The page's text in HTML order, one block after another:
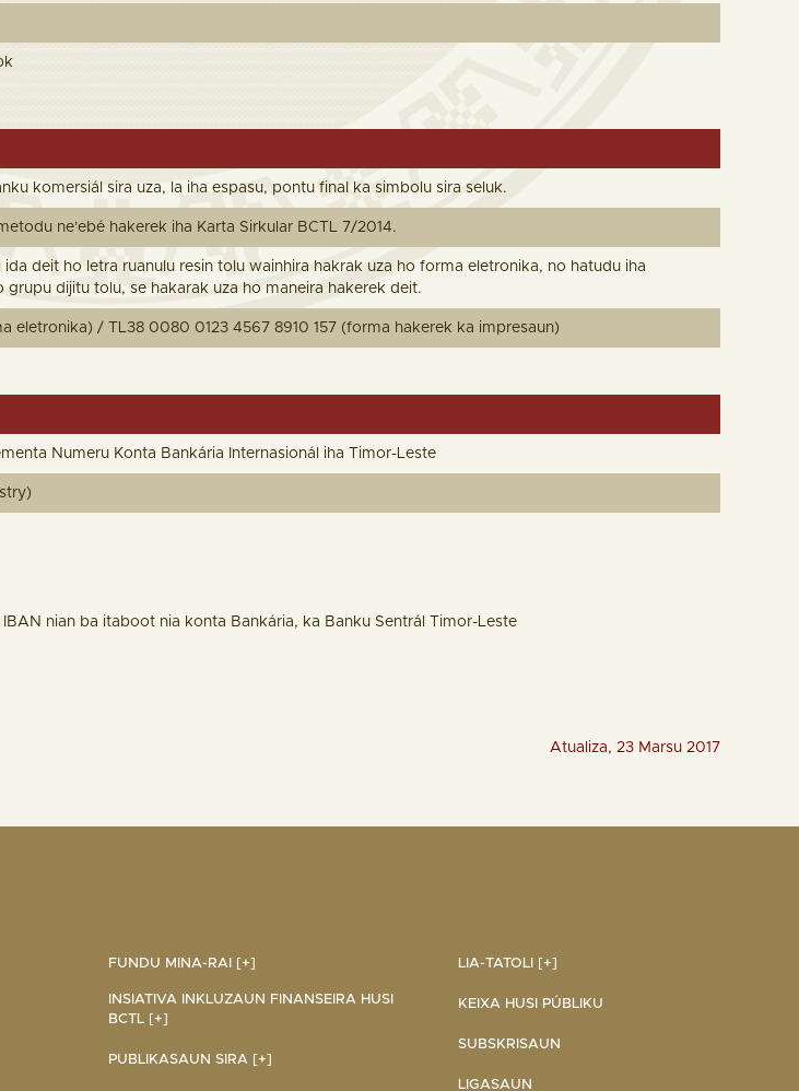
komersiál sira uza, la iha espasu, pontu final ka simbolu sira seluk.
ne'ebé hakerek iha Karta Sirkular BCTL 7/2014.
deit ho letra ruanulu resin tolu wainhira hakrak uza ho forma eletronika, no hatudu iha
dijitu tolu, se hakarak uza ho maneira hakerek deit.
eletronika) / TL38 0080 0123 4567 8910 157 (forma hakerek ka impresaun)
Numeru Konta Bankária Internasionál iha Timor-Leste
nian ba itaboot nia konta Bankária, ka Banku Sentrál Timor-Leste
Atualiza, 23 Marsu 2017
FUNDU MINA-RAI [+]
INSIATIVA INKLUZAUN FINANSEIRA HUSI
BCTL [+]
PUBLIKASAUN SIRA [+]
LIA-TATOLI [+]
KEIXA HUSI PÚBLIKU
SUBSKRISAUN
LIGASAUN